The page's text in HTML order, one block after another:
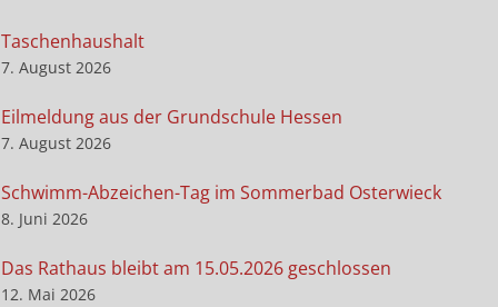
Taschenhaushalt
7. August 2026
Eilmeldung aus der Grundschule Hessen
7. August 2026
Schwimm-Abzeichen-Tag im Sommerbad Osterwieck
8. Juni 2026
Das Rathaus bleibt am 15.05.2026 geschlossen
12. Mai 2026